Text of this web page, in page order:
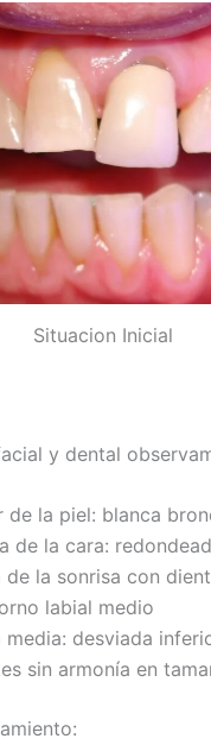
Situacion Inicial
y dental
de la piel: blanca
de la cara:
de la sonrisa con
labial medio
media: desviada
sin armonía en